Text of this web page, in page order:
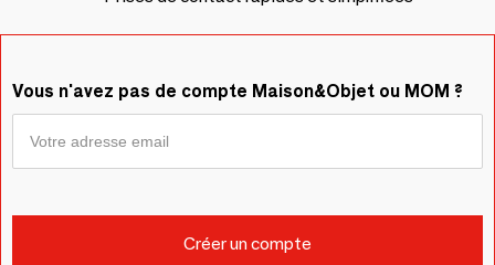
Vous n'avez pas de compte Maison&Objet ou MOM ?